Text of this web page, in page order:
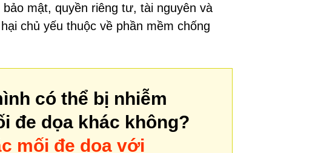
mật, quyền riêng tư, tài nguyên và
chủ yếu thuộc về phần mềm chống
có thể bị nhiễm
đe dọa khác không?
mối đe dọa với